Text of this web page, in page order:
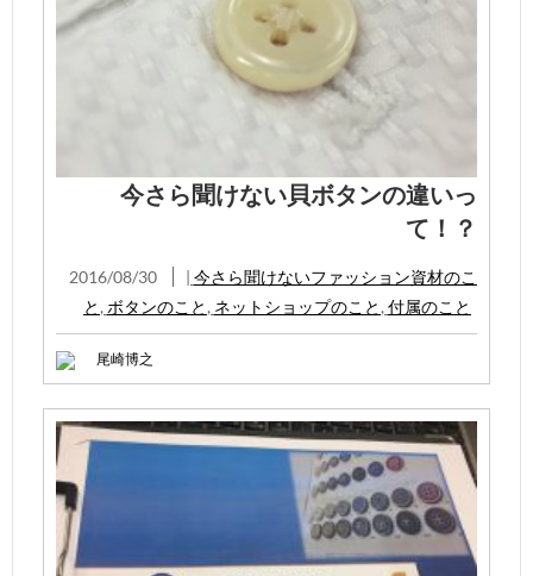
今さら聞けない貝ボタンの違いっ
て！？
2016/08/30 | 今さら聞けないファッション資材のこ
と , ボタンのこと , ネットショップのこと , 付属のこと
尾崎博之